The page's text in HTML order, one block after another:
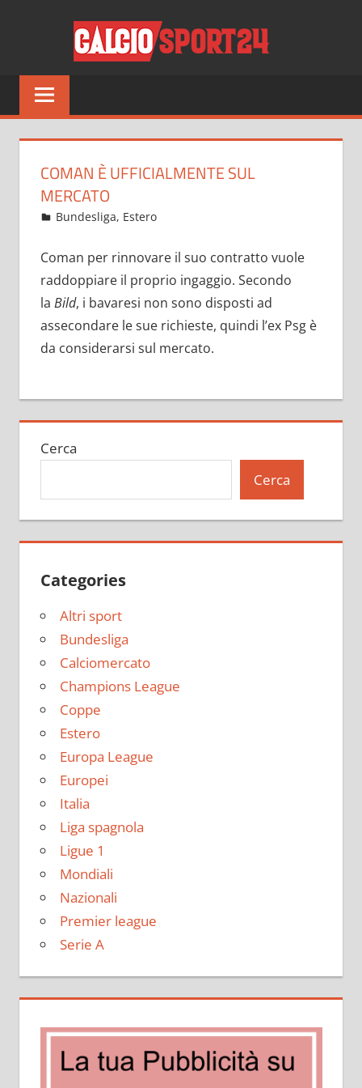
Tutto
sul
del
solo
COMAN È UFFICIALMENTE SUL
MERCATO
Giugno 12, 2021
admin
Bundesliga, Estero
Coman per rinnovare il suo contratto vuole
raddoppiare il proprio ingaggio. Secondo
la Bild, i bavaresi non sono disposti ad
assecondare le sue richieste, quindi l’ex Psg è
da considerarsi sul mercato.
Cerca
Cerca
Categories
Altri sport
Bundesliga
Calciomercato
Champions League
Coppe
Estero
Europa League
Europei
Italia
Liga spagnola
Ligue 1
Mondiali
Nazionali
Premier league
Serie A